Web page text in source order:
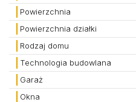
Powierzchnia
Powierzchnia działki
Rodzaj domu
Technologia budowlana
Garaż
Okna